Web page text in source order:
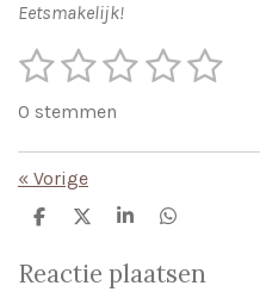
Eetsmakelijk!
R
i
n
1
s
t
e
2
s
t
e
3
s
t
4
t
5
t
S
m
0 stemmen
« Vorige
D
e
D
e
l
S
a
r
D
e
Reactie plaatsen